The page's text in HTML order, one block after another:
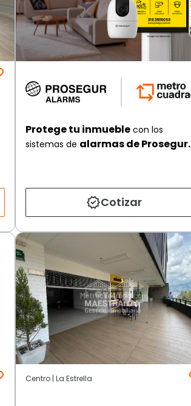
Protege tu inmueble con los
sistemas de alarmas de Prosegur.
Cotizar
Centro | La Estrella